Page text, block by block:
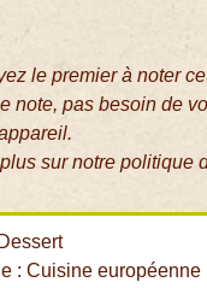
le premier à noter
note, pas besoin de
sur notre
: Cuisine européenne